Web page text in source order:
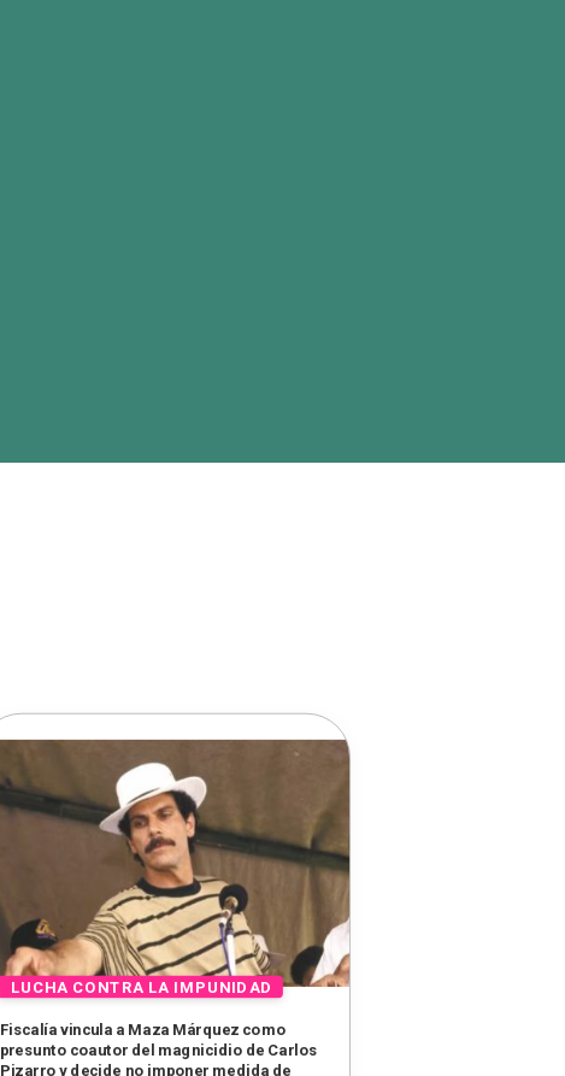
Fiscalía vincula a Maza Márquez como
presunto coautor del magnicidio de Carlos
Pizarro y decide no imponer medida de